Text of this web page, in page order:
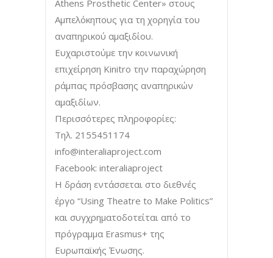
Athens Prosthetic Center» στους
Αμπελόκηπους για τη χορηγία του
αναπηρικού αμαξιδίου.
Ευχαριστούμε την κοινωνική
επιχείρηση Kinitro την παραχώρηση
ράμπας πρόσβασης αναπηρικών
αμαξιδίων.
Περισσότερες πληροφορίες:
Τηλ. 2155451174
info@interaliaproject.com
Facebook: interaliaproject
Η δράση εντάσσεται στο διεθνές
έργο “Using Theatre to Make Politics”
και συγχρηματοδοτείται από το
πρόγραμμα Erasmus+ της
Ευρωπαϊκής Ένωσης.